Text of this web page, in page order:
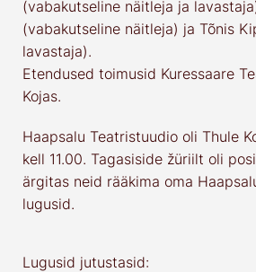
(vabakutseline näitleja ja
(vabakutseline näitleja) ja Tõnis
lavastaja).
Etendused toimusid Kuressaare
Kojas.
Haapsalu Teatristuudio oli Thule
kell 11.00. Tagasiside žüriilt oli
ärgitas neid rääkima oma
lugusid.
Lugusid jutustasid: